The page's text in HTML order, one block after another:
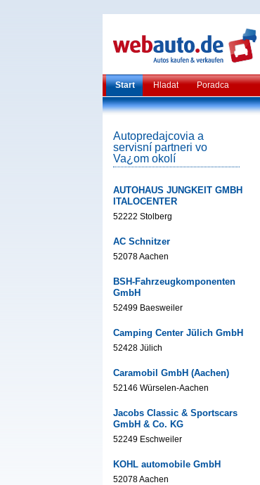
Start Hladat Poradca
Autopredajcovia a
servisní partneri vo
Va¿om okolí
AUTOHAUS JUNGKEIT GMBH
ITALOCENTER
52222 Stolberg
AC Schnitzer
52078 Aachen
BSH-Fahrzeugkomponenten
GmbH
52499 Baesweiler
Camping Center Jülich GmbH
52428 Jülich
Caramobil GmbH (Aachen)
52146 Würselen-Aachen
Jacobs Classic & Sportscars
GmbH & Co. KG
52249 Eschweiler
KOHL automobile GmbH
52078 Aachen